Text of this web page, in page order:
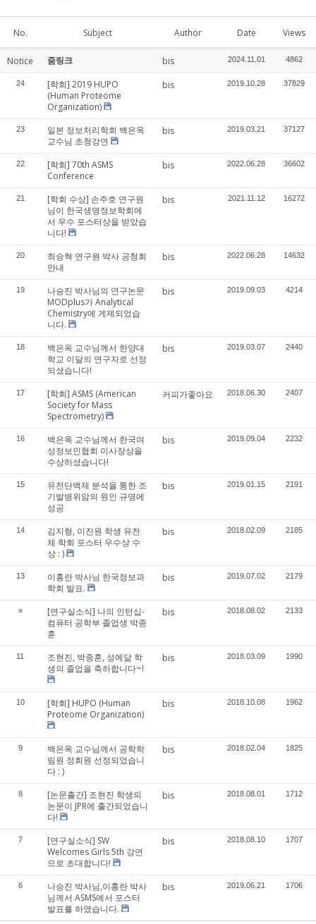
No. Subject Author Date Views
Notice 줌링크 bis 2024.11.01 4862
24
[학회] 2019 HUPO
(Human Proteome
Organization)
bis 2019.10.28 37829
23
일본 정보처리학회 백은옥
교수님 초청강연
bis 2019.03.21 37127
22
[학회] 70th ASMS
Conference
bis 2022.06.28 36602
21
[학회 수상] 손주호 연구원
님이 한국생명정보학회에
서 우수 포스터상을 받았습
니다!
bis 2021.11.12 16272
20
최승혁 연구원 박사 공청회
안내
bis 2022.06.28 14632
19
나승진 박사님의 연구논문
MODplus가 Analytical
Chemistry에 게제되었습
니다.
bis 2019.09.03 4214
18
백은옥 교수님께서 한양대
학교 이달의 연구자로 선정
되셨습니다!
bis 2019.03.07 2440
17
[학회] ASMS (American
Society for Mass
Spectrometry)
커피가좋아요 2018.06.30 2407
16
백은옥 교수님께서 한국여
성정보인협회 이사장상을
수상하셨습니다!
bis 2019.09.04 2232
15
유전단백체 분석을 통한 조
기발병위암의 원인 규명에
성공
bis 2019.01.15 2191
14
김지형, 이진원 학생 유전
체 학회 포스터 우수상 수
상 : )
bis 2018.02.09 2185
13
이홍란 박사님 한국정보과
학회 발표.
bis 2019.07.02 2179
»
[연구실소식] 나의 인턴십-
컴퓨터 공학부 졸업생 박종
훈
bis 2018.08.02 2133
11
조현진, 박종훈, 성예닮 학
생의 졸업을 축하합니다~!
bis 2018.03.09 1990
10
[학회] HUPO (Human
Proteome Organization)
bis 2018.10.08 1962
9
백은옥 교수님께서 공학학
림원 정회원 선정되었습니
다 : )
bis 2018.02.04 1825
8
[논문출간] 조현진 학생의
논문이 JPR에 출간되었습니
다!
bis 2018.08.01 1712
7
[연구실소식] SW
Welcomes Girls 5th 강연
으로 초대합니다!
bis 2018.08.10 1707
6
나승진 박사님,이홍란 박사
님께서 ASMS에서 포스터
발표를 하였습니다.
bis 2019.06.21 1706